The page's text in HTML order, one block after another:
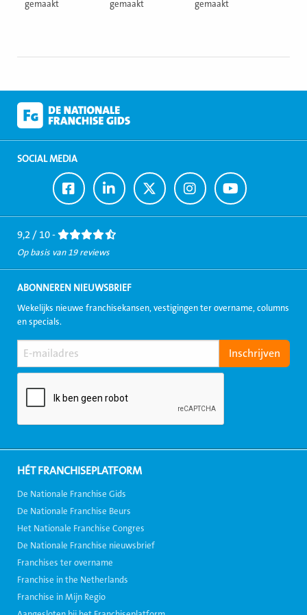
gemaakt gemaakt gemaakt
SOCIAL MEDIA
Ga
naar
Facebook
Ga
naar
LinkedIn
Ga
naar
Twitter
Ga
naar
Instagram
Ga
naar
Youtube
9,2 / 10 -
Op basis van 19 reviews
ABONNEREN NIEUWSBRIEF
Wekelijks nieuwe franchisekansen, vestigingen ter overname, columns
en specials.
HÉT FRANCHISEPLATFORM
De Nationale Franchise Gids
De Nationale Franchise Beurs
Het Nationale Franchise Congres
De Nationale Franchise nieuwsbrief
Franchises ter overname
Franchise in the Netherlands
Franchise in Mijn Regio